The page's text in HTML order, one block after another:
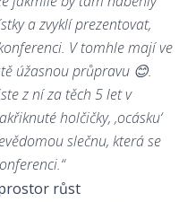
a zvyklí prezentovat,
V tomhle mají ve
úžasnou průpravu 😊.
z ní za těch 5 let v
holčičky, ‚ocásku‘
slečnu, která se
růst